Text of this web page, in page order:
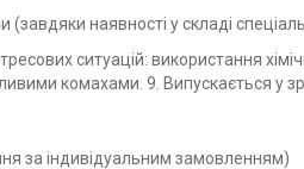
наявності у складі
ситуацій: використання
комахами. 9. Випускається у
за індивідуальним замовленням)